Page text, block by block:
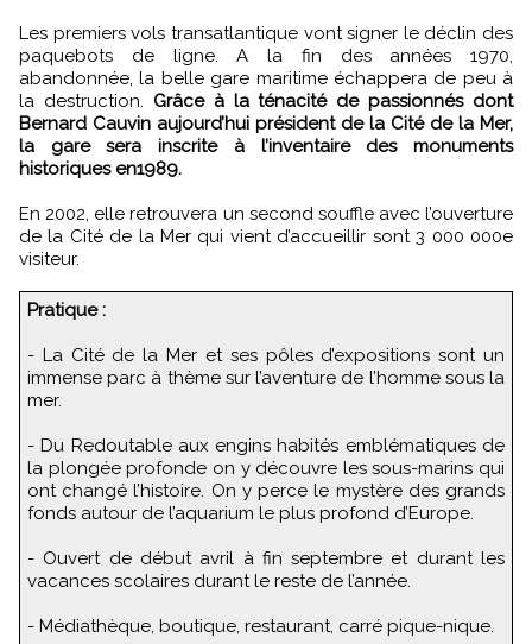
Les premiers vols transatlantique vont signer le déclin des
paquebots de ligne. A la fin des années 1970,
abandonnée, la belle gare maritime échappera de peu à
la destruction. Grâce à la ténacité de passionnés dont
Bernard Cauvin aujourd’hui président de la Cité de la Mer,
la gare sera inscrite à l’inventaire des monuments
historiques en1989.
En 2002, elle retrouvera un second souffle avec l’ouverture
de la Cité de la Mer qui vient d’accueillir sont 3 000 000e
visiteur.
Pratique :
- La Cité de la Mer et ses pôles d’expositions sont un
immense parc à thème sur l’aventure de l’homme sous la
mer.
- Du Redoutable aux engins habités emblématiques de
la plongée profonde on y découvre les sous-marins qui
ont changé l’histoire. On y perce le mystère des grands
fonds autour de l’aquarium le plus profond d’Europe.
- Ouvert de début avril à fin septembre et durant les
vacances scolaires durant le reste de l’année.
- Médiathèque, boutique, restaurant, carré pique-nique.